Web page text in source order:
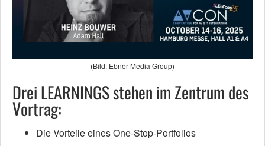
(Bild: Ebner Media Group)
Drei LEARNINGS stehen im Zentrum des
Vortrag:
Die Vorteile eines One-Stop-Portfolios